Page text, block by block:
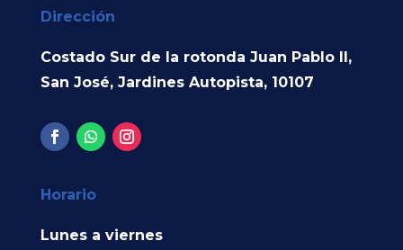
Dirección
Costado Sur de la rotonda Juan Pablo II,
San José, Jardines Autopista, 10107
Horario
Lunes a viernes